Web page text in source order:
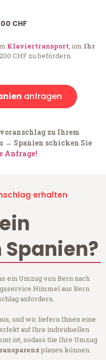
CHF
Klaviertransport, um Ihr
CHF zu befördern.
anfragen
zu Ihrem
→ Spanien schicken Sie
Anfrage!
erhalten
Spanien?
ein Umzug von Bern nach
Himmel aus Bern
anfordern.
und wir liefern Ihnen eine
auf Ihre individuellen
ist, sodass Sie Ihre Umzug
planen können.